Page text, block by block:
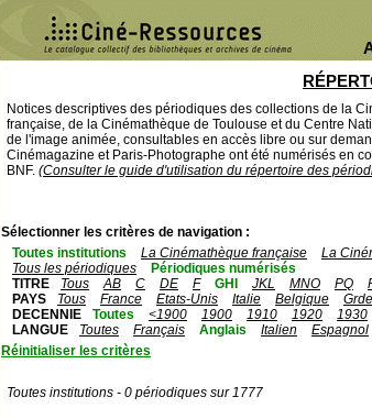
Notices descriptives des périodiques des collections de la
française, de la Cinémathèque de Toulouse et du Centre
de l'image animée, consultables en accès libre ou sur
Cinémagazine et Paris-Photographe ont été numérisés en
BNF. (Consulter le guide d'utilisation du répertoire des
Sélectionner les critères de navigation :
Toutes institutions
La Cinémathèque française La
Tous les périodiques
Périodiques numérisés
TITRE
Tous AB C DE F GHI JKL MNO PQ
PAYS
Tous France Etats-Unis Italie Belgique
DECENNIE
Toutes <1900 1900 1910 1920 1930
LANGUE
Toutes Français Anglais Italien Espagnol
Réinitialiser les critères
Toutes institutions - 0 périodiques sur 1777